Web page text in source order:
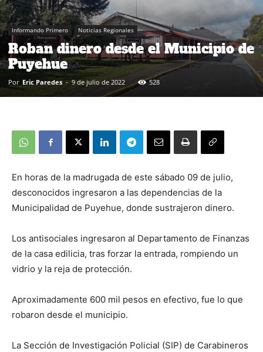
Informando Primero Noticias Regionales
Roban dinero desde el Municipio de
Puyehue
Por Eric Paredes - 9 de julio de 2022 528
En horas de la madrugada de este sábado 09 de julio,
desconocidos ingresaron a las dependencias de la
Municipalidad de Puyehue, donde sustrajeron dinero.
Los antisociales ingresaron al Departamento de Finanzas
de la casa edilicia, tras forzar la entrada, rompiendo un
vidrio y la reja de protección.
Aproximadamente 600 mil pesos en efectivo, fue lo que
robaron desde el municipio.
La Sección de Investigación Policial (SIP) de Carabineros